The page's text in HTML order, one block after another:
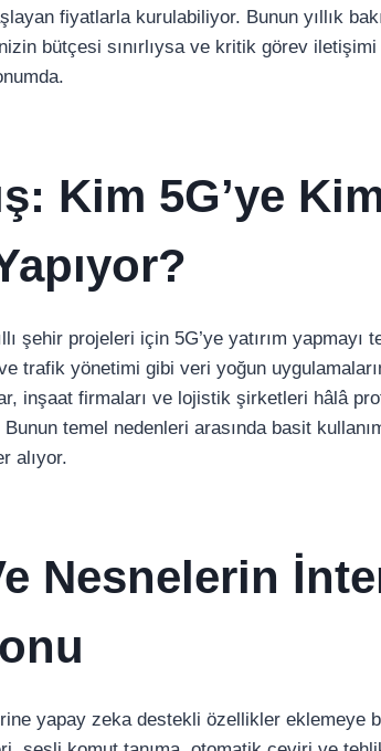
fiyatlarla kurulabiliyor. Bunun yıllık
bütçesi sınırlıysa ve kritik görev
Kim 5G’ye
şehir projeleri için 5G’ye yatırım yapmayı
trafik yönetimi gibi veri yoğun
inşaat firmaları ve lojistik şirketleri hâlâ
temel nedenleri arasında basit
alıyor.
Nesnelerin
yapay zeka destekli özellikler eklemeye